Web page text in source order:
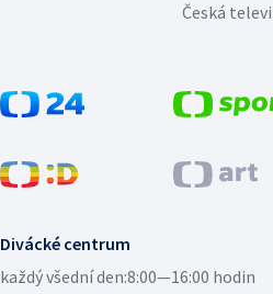
Divácké centrum
každý všední den:8:00—16:00 hodin
Česká